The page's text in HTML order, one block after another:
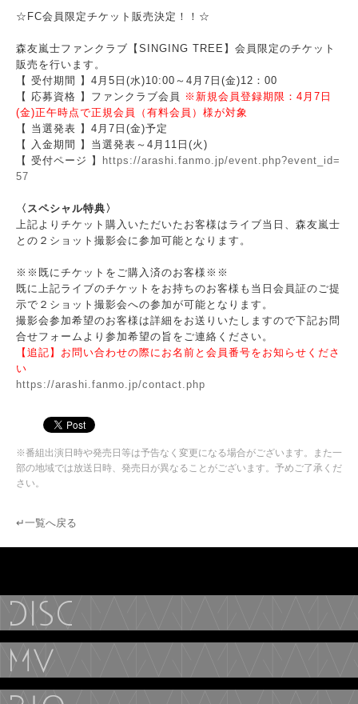
☆FC会員限定チケット販売決定！！☆
森友嵐士ファンクラブ【SINGING TREE】会員限定のチケット
販売を行います。
【 受付期間 】4月5日(水)10:00～4月7日(金)12：00
【 応募資格 】ファンクラブ会員
※新規会員登録期限：4月7日
(金)正午時点で正規会員（有料会員）様が対象
【 当選発表 】4月7日(金)予定
【 入金期間 】当選発表～4月11日(火)
【 受付ページ 】
https://arashi.fanmo.jp/event.php?event_id=
57
〈スペシャル特典〉
上記よりチケット購入いただいたお客様はライブ当日、森友嵐士
との２ショット撮影会に参加可能となります。
※※既にチケットをご購入済のお客様※※
既に上記ライブのチケットをお持ちのお客様も当日会員証のご提
示で２ショット撮影会への参加が可能となります。
撮影会参加希望のお客様は詳細をお送りいたしますので下記お問
合せフォームより参加希望の旨をご連絡ください。
【追記】お問い合わせの際にお名前と会員番号をお知らせくださ
い
https://arashi.fanmo.jp/contact.php
※番組出演日時や発売日等は予告なく変更になる場合がございます。また一
部の地域では放送日時、発売日が異なることがございます。予めご了承くだ
さい。
↵一覧へ戻る